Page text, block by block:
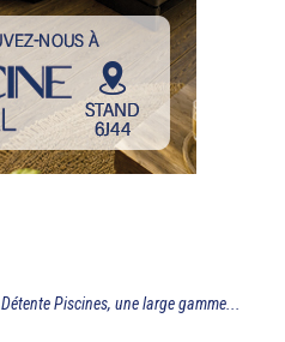
Détente Piscines, une large gamme...